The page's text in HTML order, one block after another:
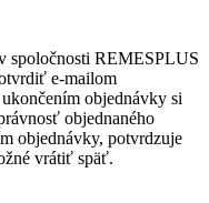
spoločnosti REMESPLUS
e-mailom
objednávky si
objednaného
objednávky, potvrdzuje
vrátiť späť.